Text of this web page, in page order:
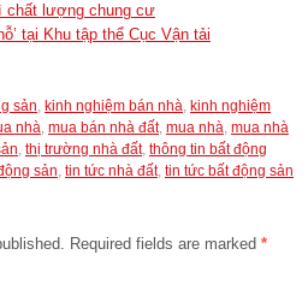
chất lượng chung cư
tại Khu tập thể Cục Vận tải
sản, kinh nghiệm bán nhà, kinh nghiệm
nhà, mua bán nhà đất, mua nhà, mua nhà
, thị trường nhà đất, thông tin bất động
sản, tin tức nhà đất, tin tức bất động sản
Required fields are marked *